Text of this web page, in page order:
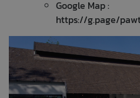
Google Map :
https://g.page/